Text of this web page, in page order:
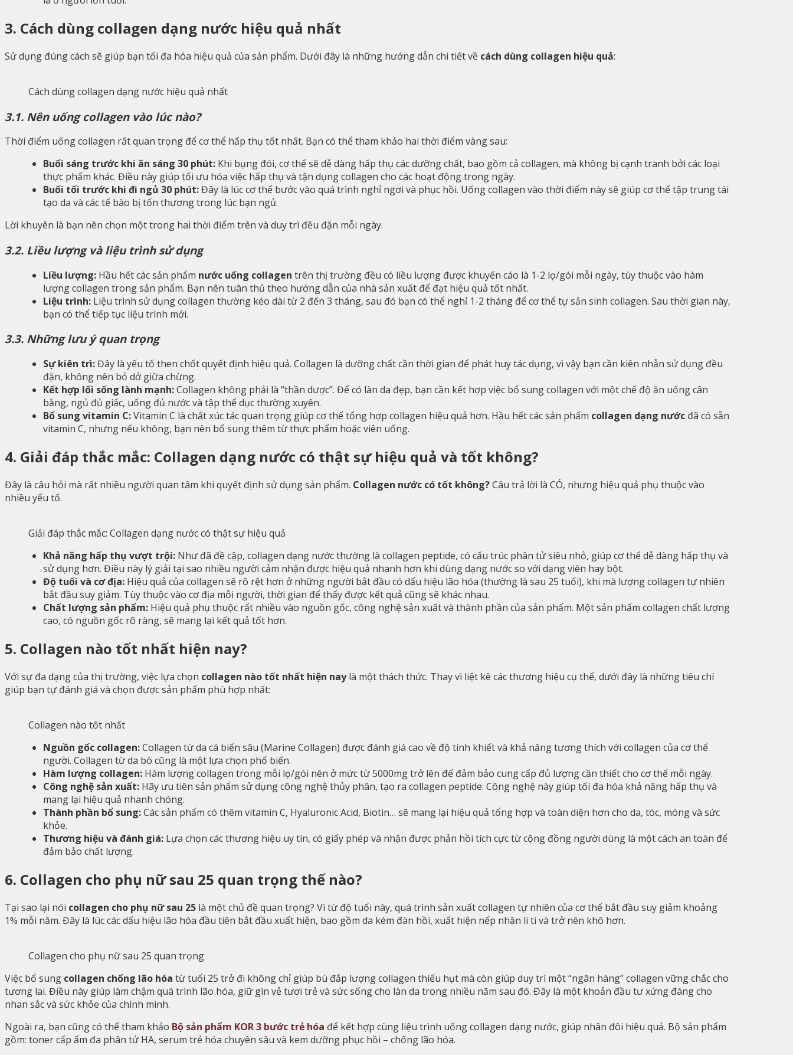
3. Cách dùng collagen dạng nước hiệu quả nhất
Sử dụng đúng cách sẽ giúp bạn tối đa hóa hiệu quả của sản phẩm. Dưới đây là những hướng dẫn chi tiết về cách dùng collagen hiệu quả:
Cách dùng collagen dạng nước hiệu quả nhất
3.1. Nên uống collagen vào lúc nào?
Thời điểm uống collagen rất quan trọng để cơ thể hấp thụ tốt nhất. Bạn có thể tham khảo hai thời điểm vàng sau:
Buổi sáng trước khi ăn sáng 30 phút: Khi bụng đói, cơ thể sẽ dễ dàng hấp thụ các dưỡng chất, bao gồm cả collagen, mà không bị cạnh tranh bởi các loại
thực phẩm khác. Điều này giúp tối ưu hóa việc hấp thụ và tận dụng collagen cho các hoạt động trong ngày.
Buổi tối trước khi đi ngủ 30 phút:Đây là lúc cơ thể bước vào quá trình nghỉ ngơi và phục hồi. Uống collagen vào thời điểm này sẽ giúp cơ thể tập trung tái
tạo da và các tế bào bị tổn thương trong lúc bạn ngủ.
Lời khuyên là bạn nên chọn một trong hai thời điểm trên và duy trì đều đặn mỗi ngày.
3.2. Liều lượng và liệu trình sử dụng
Liều lượng: Hầu hết các sản phẩm nước uống collagen trên thị trường đều có liều lượng được khuyến cáo là 1-2 lọ/gói mỗi ngày, tùy thuộc vào hàm
lượng collagen trong sản phẩm. Bạn nên tuân thủ theo hướng dẫn của nhà sản xuất để đạt hiệu quả tốt nhất.
Liệu trình: Liệu trình sử dụng collagen thường kéo dài từ 2 đến 3 tháng, sau đó bạn có thể nghỉ 1-2 tháng để cơ thể tự sản sinh collagen. Sau thời gian này,
bạn có thể tiếp tục liệu trình mới.
3.3. Những lưu ý quan trọng
Sự kiên trì:Đây là yếu tố then chốt quyết định hiệu quả. Collagen là dưỡng chất cần thời gian để phát huy tác dụng, vì vậy bạn cần kiên nhẫn sử dụng đều
đặn, không nên bỏ dở giữa chừng.
Kết hợp lối sống lành mạnh:Collagen không phải là “thần dược”. Để có làn da đẹp, bạn cần kết hợp việc bổ sung collagen với một chế độ ăn uống cân
bằng, ngủ đủ giấc, uống đủ nước và tập thể dục thường xuyên.
Bổ sung vitamin C:Vitamin C là chất xúc tác quan trọng giúp cơ thể tổng hợp collagen hiệu quả hơn. Hầu hết các sản phẩm collagen dạng nước đã có sẵn
vitamin C, nhưng nếu không, bạn nên bổ sung thêm từ thực phẩm hoặc viên uống.
4. Giải đáp thắc mắc: Collagen dạng nước có thật sự hiệu quả và tốt không?
Đây là câu hỏi mà rất nhiều người quan tâm khi quyết định sử dụng sản phẩm. Collagen nước có tốt không?Câu trả lời là CÓ, nhưng hiệu quả phụ thuộc vào
nhiều yếu tố.
Giải đáp thắc mắc: Collagen dạng nước có thật sự hiệu quả
Khả năng hấp thụ vượt trội: Như đã đề cập, collagen dạng nước thường là collagen peptide, có cấu trúc phân tử siêu nhỏ, giúp cơ thể dễ dàng hấp thụ và
sử dụng hơn. Điều này lý giải tại sao nhiều người cảm nhận được hiệu quả nhanh hơn khi dùng dạng nước so với dạng viên hay bột.
Độ tuổi và cơ địa: Hiệu quả của collagen sẽ rõ rệt hơn ở những người bắt đầu có dấu hiệu lão hóa (thường là sau 25 tuổi), khi mà lượng collagen tự nhiên
bắt đầu suy giảm. Tùy thuộc vào cơ địa mỗi người, thời gian để thấy được kết quả cũng sẽ khác nhau.
Chất lượng sản phẩm: Hiệu quả phụ thuộc rất nhiều vào nguồn gốc, công nghệ sản xuất và thành phần của sản phẩm. Một sản phẩm collagen chất lượng
cao, có nguồn gốc rõ ràng, sẽ mang lại kết quả tốt hơn.
5. Collagen nào tốt nhất hiện nay?
Với sự đa dạng của thị trường, việc lựa chọn collagen nào tốt nhất hiện naylà một thách thức. Thay vì liệt kê các thương hiệu cụ thể, dưới đây là những tiêu chí
giúp bạn tự đánh giá và chọn được sản phẩm phù hợp nhất:
Collagen nào tốt nhất
Nguồn gốc collagen:Collagen từ da cá biển sâu (Marine Collagen) được đánh giá cao về độ tinh khiết và khả năng tương thích với collagen của cơ thể
người. Collagen từ da bò cũng là một lựa chọn phổ biến.
Hàm lượng collagen: Hàm lượng collagen trong mỗi lọ/gói nên ở mức từ 5000mg trở lên để đảm bảo cung cấp đủ lượng cần thiết cho cơ thể mỗi ngày.
Công nghệ sản xuất: Hãy ưu tiên sản phẩm sử dụng công nghệ thủy phân, tạo ra collagen peptide. Công nghệ này giúp tối đa hóa khả năng hấp thụ và
mang lại hiệu quả nhanh chóng.
Thành phần bổ sung:Các sản phẩm có thêm vitamin C, Hyaluronic Acid, Biotin… sẽ mang lại hiệu quả tổng hợp và toàn diện hơn cho da, tóc, móng và sức
khỏe.
Thương hiệu và đánh giá: Lựa chọn các thương hiệu uy tín, có giấy phép và nhận được phản hồi tích cực từ cộng đồng người dùng là một cách an toàn để
đảm bảo chất lượng.
6. Collagen cho phụ nữ sau 25 quan trọng thế nào?
Tại sao lại nói collagen cho phụ nữ sau 25 là một chủ đề quan trọng? Vì từ độ tuổi này, quá trình sản xuất collagen tự nhiên của cơ thể bắt đầu suy giảm khoảng
1% mỗi năm. Đây là lúc các dấu hiệu lão hóa đầu tiên bắt đầu xuất hiện, bao gồm da kém đàn hồi, xuất hiện nếp nhăn li ti và trở nên khô hơn.
Collagen cho phụ nữ sau 25 quan trọng
Việc bổ sung collagen chống lão hóa từ tuổi 25 trở đi không chỉ giúp bù đắp lượng collagen thiếu hụt mà còn giúp duy trì một “ngân hàng” collagen vững chắc cho
tương lai. Điều này giúp làm chậm quá trình lão hóa, giữ gìn vẻ tươi trẻ và sức sống cho làn da trong nhiều năm sau đó. Đây là một khoản đầu tư xứng đáng cho
nhan sắc và sức khỏe của chính mình.
Ngoài ra, bạn cũng có thể tham khảo Bộ sản phẩm KOR 3 bước trẻ hóa để kết hợp cùng liệu trình uống collagen dạng nước, giúp nhân đôi hiệu quả. Bộ sản phẩm
gồm: toner cấp ẩm đa phân tử HA, serum trẻ hóa chuyên sâu và kem dưỡng phục hồi – chống lão hóa.